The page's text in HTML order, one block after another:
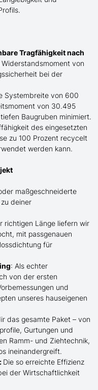
Tragfähigkeit nach
von
bei der
Systembreite von 600
von 30.495
Baugruben minimiert.
des eingesetzten
zu 100 Prozent recycelt
werden kann.
maßgeschneiderte
deiner
richtigen Länge liefern wir
mit passgenauen
für
: Als echter
von der ersten
und
unseres hauseigenen
das gesamte Paket – von
Gurtungen und
Ramm- und Ziehtechnik,
ineinandergreift.
Die so erreichte Effizienz
der Wirtschaftlichkeit